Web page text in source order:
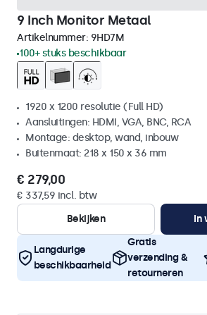
9 Inch Monitor Metaal
Artikelnummer: 9HD7M
100+ stuks beschikbaar
1920 x 1200 resolutie (Full HD)
Aansluitingen: HDMI, VGA, BNC, RCA
Montage: desktop, wand, inbouw
Buitenmaat: 218 x 150 x 36 mm
€ 279,00
€ 337,59 incl. btw
Bekijken
In
Langdurige
beschikbaarheid
Gratis
verzending &
retourneren